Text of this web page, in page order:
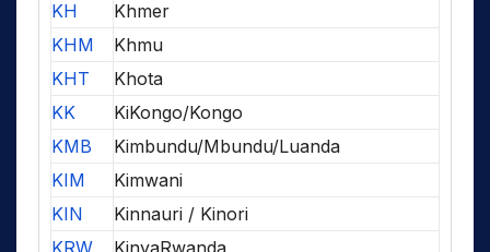
KH
Khmer
KHM
Khmu
KHT
Khota
KK
KiKongo/Kongo
KMB
Kimbundu/Mbundu/Luanda
KIM
Kimwani
KIN
Kinnauri / Kinori